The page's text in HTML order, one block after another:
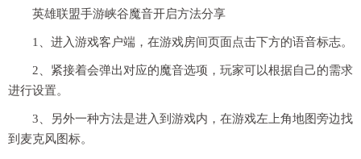
英雄联盟手游峡谷魔音开启方法分享
1、进入游戏客户端，在游戏房间页面点击下方的语音标志。
2、紧接着会弹出对应的魔音选项，玩家可以根据自己的需求
进行设置。
3、另外一种方法是进入到游戏内，在游戏左上角地图旁边找
到麦克风图标。